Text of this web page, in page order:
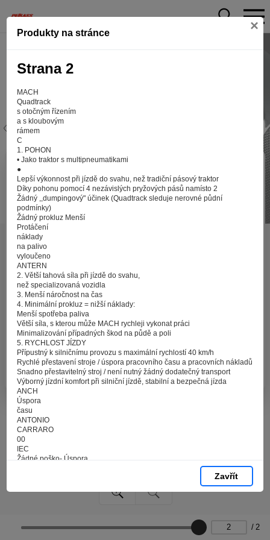
Produkty na stránce ×
Strana 2
MACH
Quadtrack
s otočným řízením
a s kloubovým
rámem
C
1. POHON
• Jako traktor s multipneumatikami
●
Lepší výkonnost při jízdě do svahu, než tradiční pásový traktor
Díky pohonu pomocí 4 nezávislých pryžových pásů namísto 2
Žádný ,,dumpingový" účinek (Quadtrack sleduje nerovné půdní
podmínky)
Žádný prokluz Menší
Protáčení
náklady
na palivo
vyloučeno
ANTERN
2. Větší tahová síla při jízdě do svahu,
než specializovaná vozidla
3. Menší náročnost na čas
4. Minimální prokluz = nižší náklady:
Menší spotřeba paliva
Větší síla, s kterou může MACH rychleji vykonat práci
Minimalizování případných škod na půdě a poli
5. RYCHLOST JÍZDY
Přípustný k silničnímu provozu s maximální rychlostí 40 km/h
Rychlé přestavení stroje / úspora pracovního času a pracovních nákladů
Snadno přestavitelný stroj / není nutný žádný dodatečný transport
Výborný jízdní komfort při silniční jízdě, stabilní a bezpečná jízda
ANCH
Úspora
času
ANTONIO
CARRARO
00
IEC
Žádné poško- Úspora
Zavřít
/ 2
s cookies)
Záleží nám na tom, aby pro vás nakupování bylo co nejlepší
zážitkem. Abyste na našich stránkách rychle našli to, co
hledáte, ušetřili spoustu klikání a nezobrazovaly se vám
reklamy na věci, které vás nezajímají. Abyste web viděli
v zobrazení na které jste zvyklí a nemuseli se pokaždé
přihlašovat. Proto od vás potřebujeme souhlas se
zpracováním souborů cookies - malých souborů, které
se dočasně ukládají ve vašem prohlížeči. Stisknutím tlačítka
„V pořádku“ souhlasíte s nastavením cookies tak, abychom
vám poskytovali smysluplné a užitečné služby na základě
vašich údajů. Svůj souhlas můžete kdykoli změnit na stránce
zpracování osobních údajů.
Spravovat cookies V pořádku